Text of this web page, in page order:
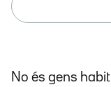
No és gens